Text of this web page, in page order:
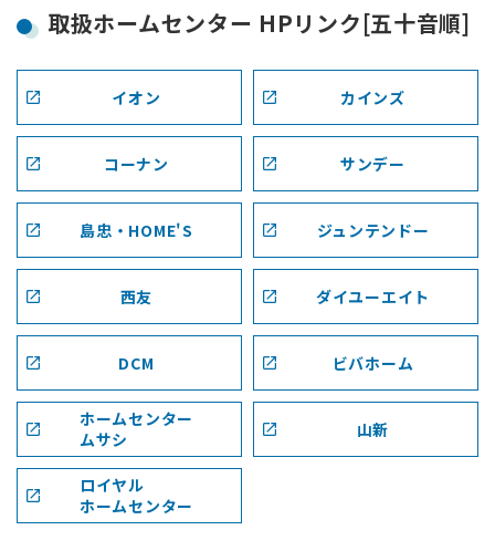
取扱ホームセンター HPリンク[五十音順]
イオン カインズ
コーナン サンデー
島忠・HOME'S ジュンテンドー
西友 ダイユーエイト
DCM ビバホーム
ホームセンター
ムサシ
山新
ロイヤル
ホームセンター